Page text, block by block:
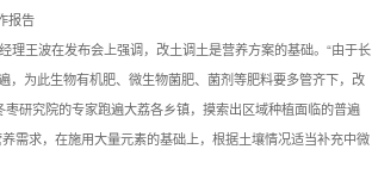
报告
理王波在发布会上强调，改土调土是营养方案的基础。“由于长
为此生物有机肥、微生物菌肥、菌剂等肥料要多管齐下，改
研究院的专家跑遍大荔各乡镇，摸索出区域种植面临的普遍
需求，在施用大量元素的基础上，根据土壤情况适当补充中微